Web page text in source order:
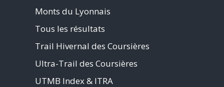
Monts du Lyonnais
Tous les résultats
Trail Hivernal des Coursières
Ultra-Trail des Coursières
UTMB Index & ITRA